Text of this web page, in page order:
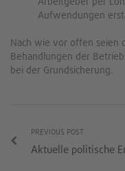
Aufwendungen
Nach wie vor offen seien
Behandlungen der
bei der Grundsicherung.
PREVIOUS POST
Aktuelle politische